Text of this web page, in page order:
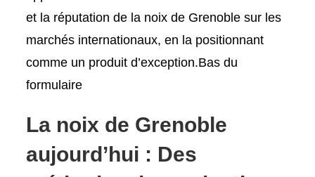
et la réputation de la noix de Grenoble sur les
marchés internationaux, en la positionnant
comme un produit d’exception.Bas du
formulaire
La noix de Grenoble
aujourd’hui : Des